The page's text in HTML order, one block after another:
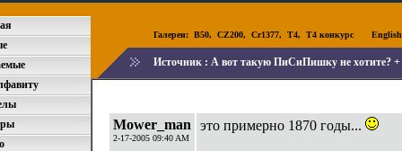
Галереи: B50, CZ200, Cr1377, T4, T4 конкурс English
Источник : А вот такую ПиСиПишку не хотите? +
Mower_man
2-17-2005 09:40 AM
это примерно 1870 годы...